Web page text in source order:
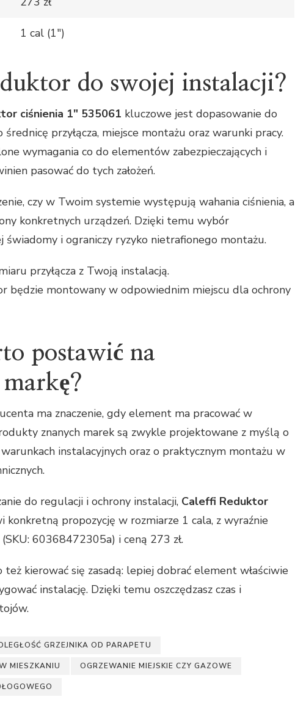
1 cal (1")
do swojej instalacji?
ciśnienia 1" 535061 kluczowe jest dopasowanie do
średnicę przyłącza, miejsce montażu oraz warunki pracy.
wymagania co do elementów zabezpieczających i
pasować do tych założeń.
czy w Twoim systemie występują wahania ciśnienia, a
konkretnych urządzeń. Dzięki temu wybór
świadomy i ograniczy ryzyko nietrafionego montażu.
przyłącza z Twoją instalacją.
będzie montowany w odpowiednim miejscu dla ochrony
postawić na
ma znaczenie, gdy element ma pracować w
znanych marek są zwykle projektowane z myślą o
instalacyjnych oraz o praktycznym montażu w
do regulacji i ochrony instalacji, Caleffi Reduktor
konkretną propozycję w rozmiarze 1 cala, z wyraźnie
60368472305a) i ceną 273 zł.
kierować się zasadą: lepiej dobrać element właściwie
instalację. Dzięki temu oszczędzasz czas i
GRZEJNIKA OD PARAPETU
MIESZKANIU OGRZEWANIE MIEJSKIE CZY GAZOWE